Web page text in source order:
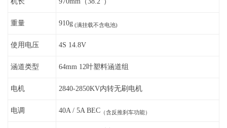
重量 910g (满挂载不含电池)
使用电压 4S 14.8V
涵道类型 64mm 12叶塑料涵道组
电机 2840-2850KV内转无刷电机
电调 40A / 5A BEC （含反推刹车功能）